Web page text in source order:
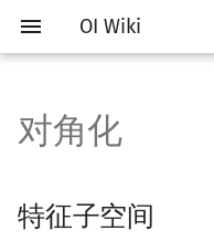
OI Wiki
始
Getting Started
关于本项目
比赛相关简介
赛事
工具软件简介
代码编辑工具
语言基础简介
C++ 基础
算法基础简介
复杂度
搜索部分简介
DFS（搜索）
动态规划部分简介
动态规划基础
字符串部分简介
字符串基础
数字系统简介
进位制
数论基础
模算术简介
多项式与生成函数简介
代数基本定理
排列组合
抽屉原理
特征子空间
不变子空间
线性规划基础
单纯形法
基本概念
群论
基本概念
条件概率与独立性
博弈论简介
公平组合游戏
插值
数值积分
数据结构部分简介
栈
图论部分简介
图论相关概念
计算几何部分简介
二维计算几何基础
杂项简介
离散化
RMQ
并查集应用
对角化
特征子空间